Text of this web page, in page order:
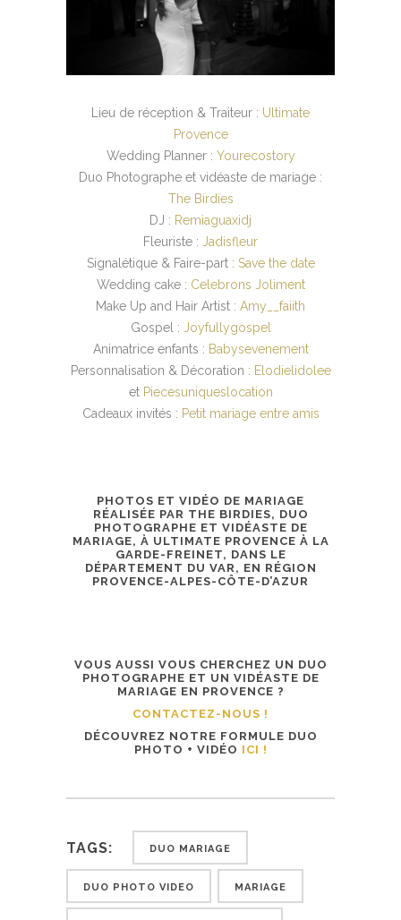
Lieu de réception & Traiteur : Ultimate
Provence
Wedding Planner : Yourecostory
Duo Photographe et vidéaste de mariage :
The Birdies
DJ : Remiaguaxidj
Fleuriste : Jadisfleur
Signalétique & Faire-part : Save the date
Wedding cake : Celebrons Joliment
Make Up and Hair Artist : Amy__faiith
Gospel : Joyfullygospel
Animatrice enfants : Babysevenement
Personnalisation & Décoration : Elodielidolee
et Piecesuniqueslocation
Cadeaux invités : Petit mariage entre amis
PHOTOS ET VIDÉO DE MARIAGE
RÉALISÉE PAR THE BIRDIES, DUO
PHOTOGRAPHE ET VIDÉASTE DE
MARIAGE, À ULTIMATE PROVENCE À LA
GARDE-FREINET, DANS LE
DÉPARTEMENT DU VAR, EN RÉGION
PROVENCE-ALPES-CÔTE-D’AZUR
VOUS AUSSI VOUS CHERCHEZ UN DUO
PHOTOGRAPHE ET UN VIDÉASTE DE
MARIAGE EN PROVENCE ?
CONTACTEZ-NOUS !
DÉCOUVREZ NOTRE FORMULE DUO
PHOTO + VIDÉO ICI !
TAGS: DUO MARIAGE
DUO PHOTO VIDEO MARIAGE